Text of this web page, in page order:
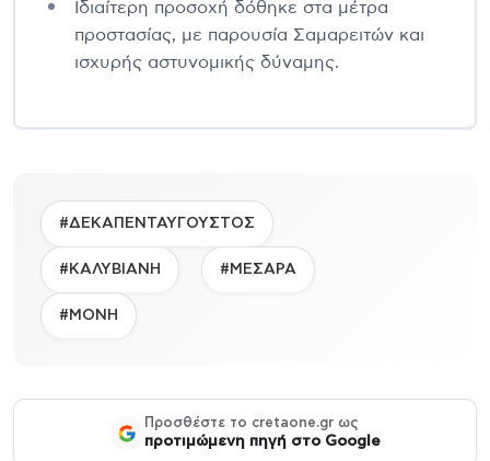
Ιδιαίτερη προσοχή δόθηκε στα μέτρα
προστασίας, με παρουσία Σαμαρειτών και
ισχυρής αστυνομικής δύναμης.
#ΔΕΚΑΠΕΝΤΑΥΓΟΥΣΤΟΣ
#ΚΑΛΥΒΙΑΝΗ #ΜΕΣΑΡΑ
#ΜΟΝΗ
Προσθέστε το cretaone.gr ως
προτιμώμενη πηγή στο Google